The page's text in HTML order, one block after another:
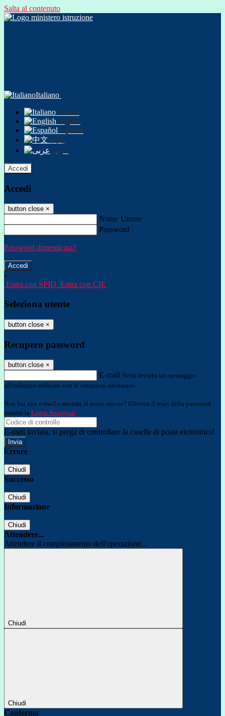
Salta al contenuto
Italiano
Italiano
English
Español
中文
عربى
Accedi
Accedi
button close ×
Nome Utente
Password
Password dimenticata?
-
Entra con SPID Entra con CIE
Seleziona utente
button close ×
Recupero password
button close ×
E-mail Verrà inviato un messaggio
all'indirizzo indicato con le istruzioni necessarie.
Non hai una e-mail associata al nome utente? Effettua il reset della password
tramite la Login Spaggiari
E-mail inviata, si prega di controllare la casella di posta elettronica!
Errore
Chiudi
Successo
Chiudi
Informazione
Chiudi
Attendere...
Attendere il completamento dell'operazione...
Chiudi
Chiudi
Conferma